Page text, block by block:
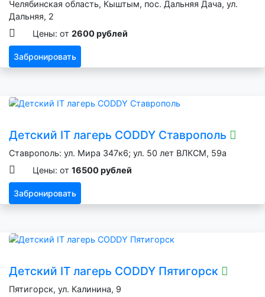
Челябинская область, Кыштым, пос. Дальняя Дача, ул.
Дальняя, 2
Цены: от 2600 рублей
Забронировать
Детский IT лагерь CODDY Ставрополь
Ставрополь: ул. Мира 347к6; ул. 50 лет ВЛКСМ, 59а
Цены: от 16500 рублей
Забронировать
Детский IT лагерь CODDY Пятигорск
Пятигорск, ул. Калинина, 9